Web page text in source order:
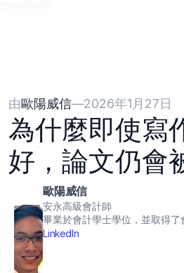
由歐陽威信—2026年1月27日
為什麼即使寫
好，論文仍會
歐陽威信
安永高級會計師
畢業於會計學士學位，並取得了
LinkedIn